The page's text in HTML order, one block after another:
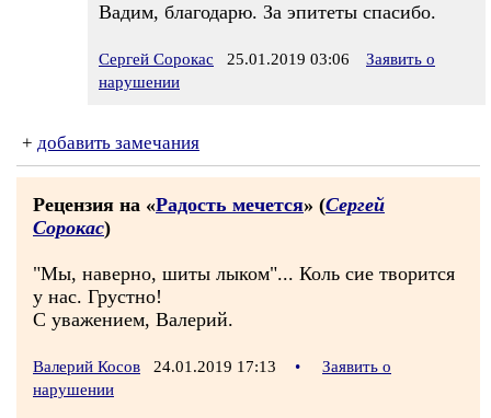
Вадим, благодарю. За эпитеты спасибо.
Сергей Сорокас 25.01.2019 03:06
Заявить о
нарушении
+ добавить замечания
Рецензия на «Радость мечется» (Сергей
Сорокас)
"Мы, наверно, шиты лыком"... Коль сие творится
у нас. Грустно!
С уважением, Валерий.
Валерий Косов 24.01.2019 17:13 •
Заявить о
нарушении